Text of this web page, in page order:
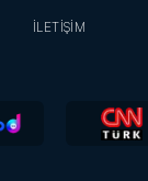
İLETİŞİM